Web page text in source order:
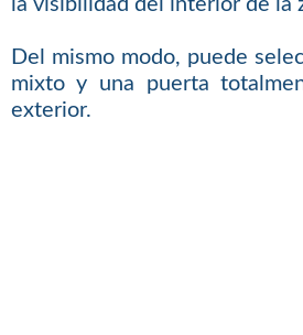
Del mismo modo, puede
mixto y una puerta
exterior.